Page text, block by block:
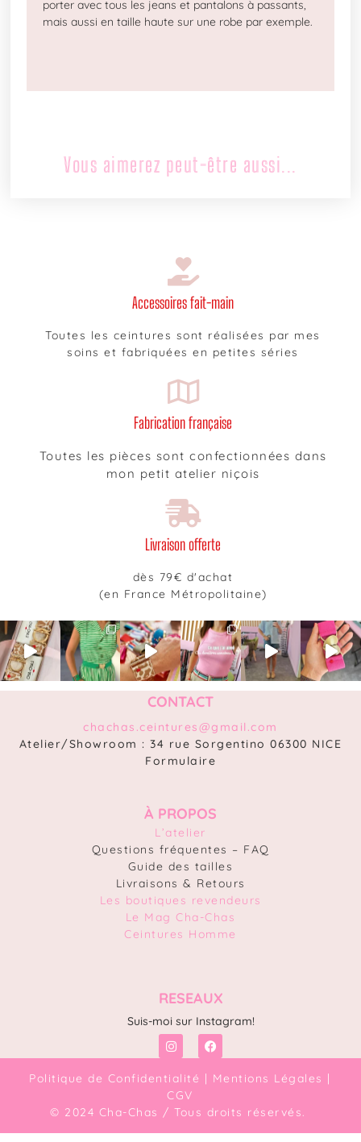
porter avec tous les jeans et pantalons à passants,
mais aussi en taille haute sur une robe par exemple.
Vous aimerez peut-être aussi...
Accessoires fait-main
Toutes les ceintures sont réalisées par mes
soins et fabriquées en petites séries
Fabrication française
Toutes les pièces sont confectionnées dans
mon petit atelier niçois
Livraison offerte
dès 79€ d'achat
(en France Métropolitaine)
CONTACT
chachas.ceintures@gmail.com
Atelier/Showroom : 34 rue Sorgentino 06300 NICE
Formulaire
À PROPOS
L’atelier
Questions fréquentes – FAQ
Guide des tailles
Livraisons & Retours
Les boutiques revendeurs
Le Mag Cha-Chas
Ceintures Homme
RESEAUX
Suis-moi sur Instagram!
Politique de Confidentialité | Mentions Légales |
CGV
© 2024 Cha-Chas / Tous droits réservés.